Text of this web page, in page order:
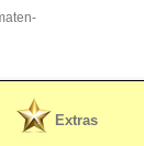
Extras